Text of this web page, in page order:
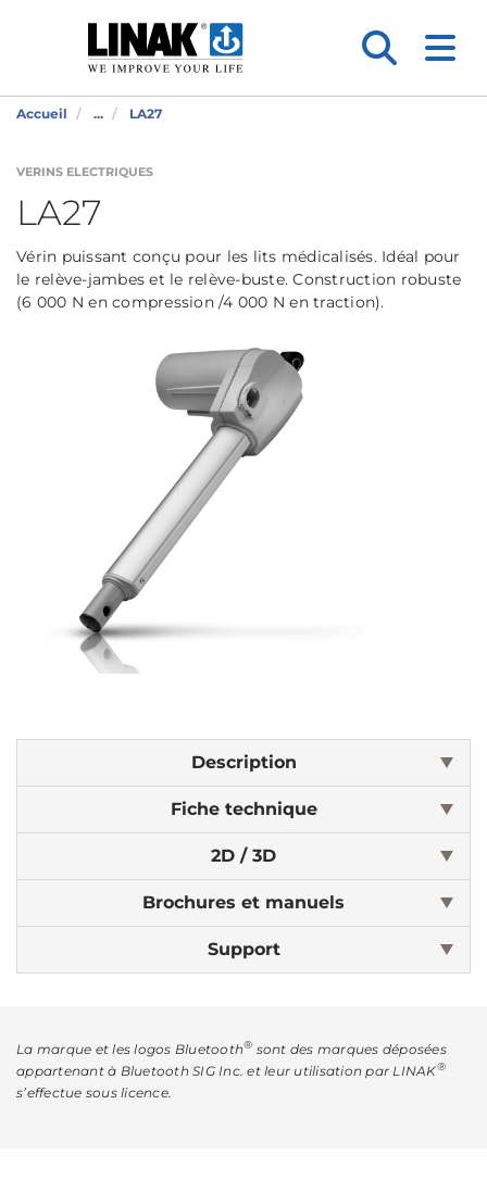
Accueil ... LA27
VERINS ELECTRIQUES
LA27
Vérin puissant conçu pour les lits médicalisés. Idéal pour
le relève-jambes et le relève-buste. Construction robuste
(6 000 N en compression /4 000 N en traction).
Description
Fiche technique
2D / 3D
Brochures et manuels
Support
La marque et les logos Bluetooth® sont des marques déposées
appartenant à Bluetooth SIG Inc. et leur utilisation par LINAK®
s’effectue sous licence.